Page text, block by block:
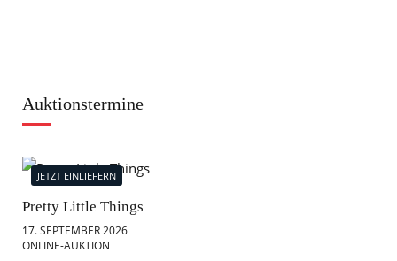
Auktionstermine
JETZT EINLIEFERN
Pretty Little Things
17. SEPTEMBER 2026
ONLINE-AUKTION